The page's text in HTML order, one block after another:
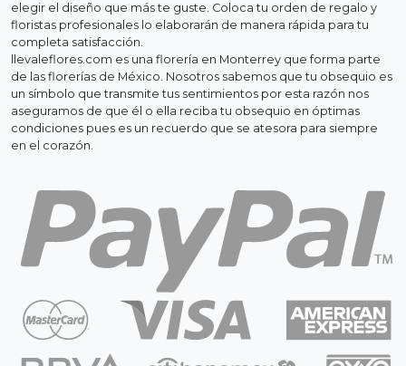
elegir el diseño que más te guste. Coloca tu orden de regalo y
floristas profesionales lo elaborarán de manera rápida para tu
completa satisfacción.
llevaleflores.com es una florería en Monterrey que forma parte
de las florerías de México. Nosotros sabemos que tu obsequio es
un símbolo que transmite tus sentimientos por esta razón nos
aseguramos de que él o ella reciba tu obsequio en óptimas
condiciones pues es un recuerdo que se atesora para siempre
en el corazón.